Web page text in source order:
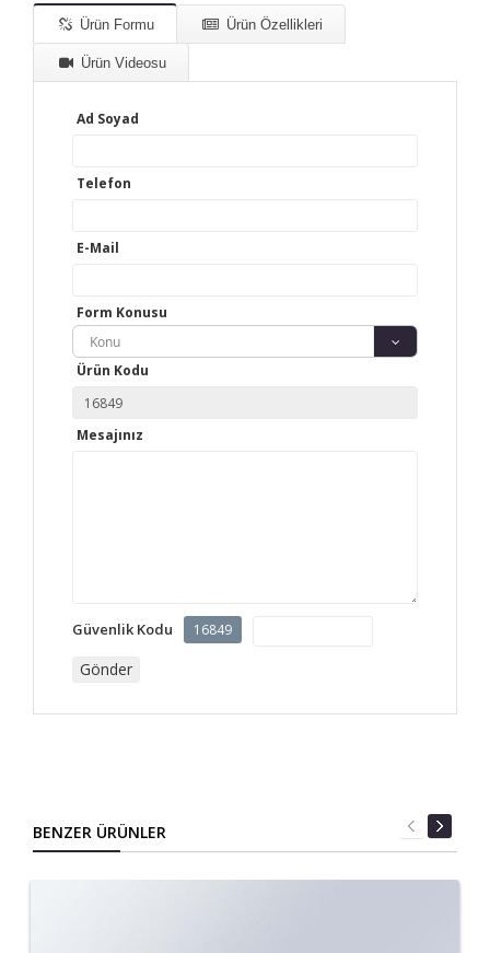
Ürün Formu Ürün Özellikleri
Ürün Videosu
Ad Soyad
Telefon
E-Mail
Form Konusu
Konu
Ürün Kodu
Mesajınız
Güvenlik Kodu 16849
BENZER ÜRÜNLER